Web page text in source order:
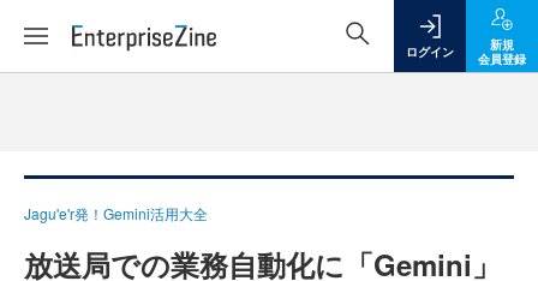
ログイン
新規
会員登録
Jagu'e'r発！Gemini活用大全
放送局での業務自動化に「Gemini」